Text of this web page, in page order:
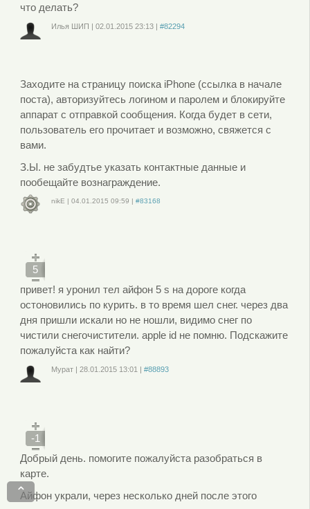
что делать?
Илья ШИП |02.01.2015 23:13 |#82294
Заходите на страницу поиска iPhone (ссылка в начале
поста), авторизуйтесь логином и паролем и блокируйте
аппарат с отправкой сообщения. Когда будет в сети,
пользователь его прочитает и возможно, свяжется с
вами.
З.Ы. не забудтье указать контактные данные и
пообещайте вознаграждение.
nikE |04.01.2015 09:59 |#83168
5
привет! я уронил тел айфон 5 s на дороге когда
остоновились по курить. в то время шел снег. через два
дня пришли искали но не ношли, видимо снег по
чистили снегочистители. apple id не помню. Подскажите
пожалуйста как найти?
Мурат |28.01.2015 13:01 |#88893
-1
Добрый день. помогите пожалуйста разобраться в
карте.
Айфон украли, через несколько дней после этого
⌃